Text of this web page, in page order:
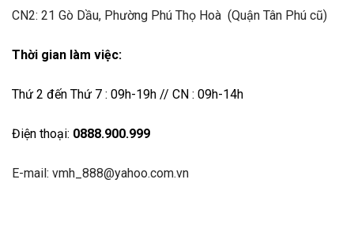
CN2: 21 Gò Dầu, Phường Phú Thọ Hoà (Quận Tân Phú cũ)
Thời gian làm việc:
Thứ 2 đến Thứ 7 : 09h-19h // CN : 09h-14h
Điện thoại: 0888.900.999
E-mail: vmh_888@yahoo.com.vn